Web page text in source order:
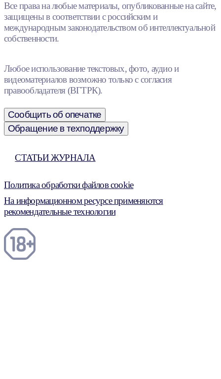
Все права на любые материалы, опубликованные на сайте,
защищены в соответствии с российским и
международным законодательством об интеллектуальной
собственности.
Любое использование текстовых, фото, аудио и
видеоматериалов возможно только с согласия
правообладателя (ВГТРК).
Сообщить об опечатке
Обращение в техподдержку
СТАТЬИ ЖУРНАЛА
Политика обработки файлов cookie
На информационном ресурсе применяются
рекомендательные технологии